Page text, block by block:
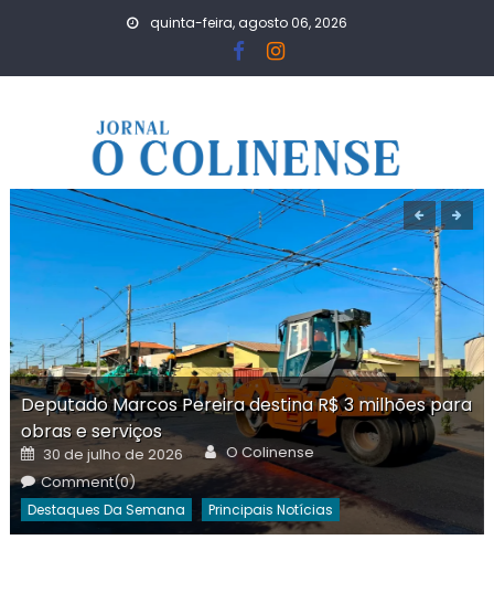
quinta-feira, agosto 06, 2026
Deputado Marcos Pereira destina R$ 3 milhões para
obras e serviços
Posted
on
30 de julho de 2026 Author
O Colinense
Comment(0)
Destaques Da Semana Principais Notícias